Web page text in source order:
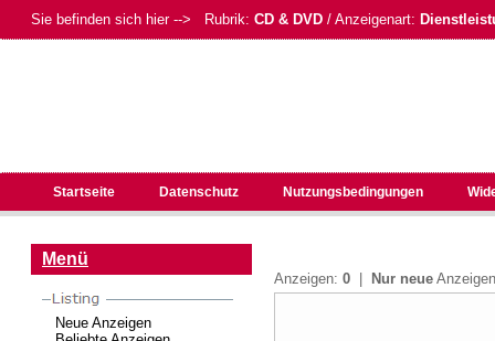
Sie befinden sich hier --> Rubrik: CD & DVD / Anzeigenart:
Startseite Datenschutz Nutzungsbedingungen
Menü
Neue Anzeigen
Anzeigen: 0 Nur neue